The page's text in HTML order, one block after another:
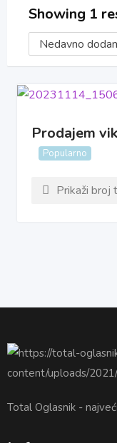
Showing 1
Prodajem
Popularno
Prikaži broj
Total Oglasnik -